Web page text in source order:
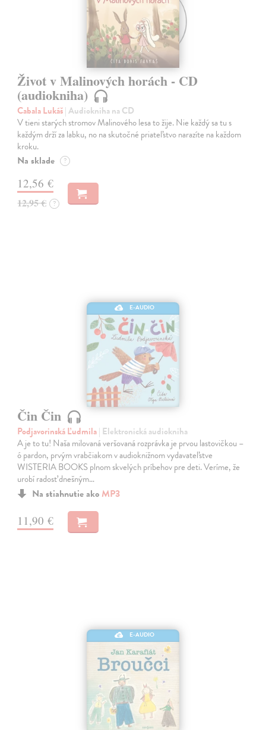
Život v Malinových horách - CD
(audiokniha)
Cabala Lukáš| Audiokniha na CD
V tieni starých stromov Malinového lesa to žije. Nie každý sa tu s
každým drží za labku, no na skutočné priateľstvo narazíte na každom
kroku.
Na sklade ?
12,56 €
12,95 € ?
E-AUDIO
Čin Čin
Podjavorinská Ľudmila| Elektronická audiokniha
A je to tu! Naša milovaná veršovaná rozprávka je prvou lastovičkou –
ó pardon, prvým vrabčiakom v audioknižnom vydavateľstve
WISTERIA BOOKS plnom skvelých príbehov pre deti. Veríme, že
urobí radosť dnešným…
Na stiahnutie ako MP3
11,90 €
E-AUDIO